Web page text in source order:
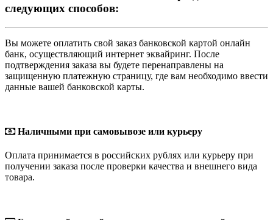
следующих способов:
Вы можете оплатить свой заказ банковской картой онлайн
банк, осуществляющий интернет эквайринг. После
подтверждения заказа вы будете перенаправлены на
защищенную платежную страницу, где вам необходимо ввести
данные вашей банковской карты.
Наличными при самовывозе или курьеру
Оплата принимается в российских рублях или курьеру при
получении заказа после проверки качества и внешнего вида
товара.